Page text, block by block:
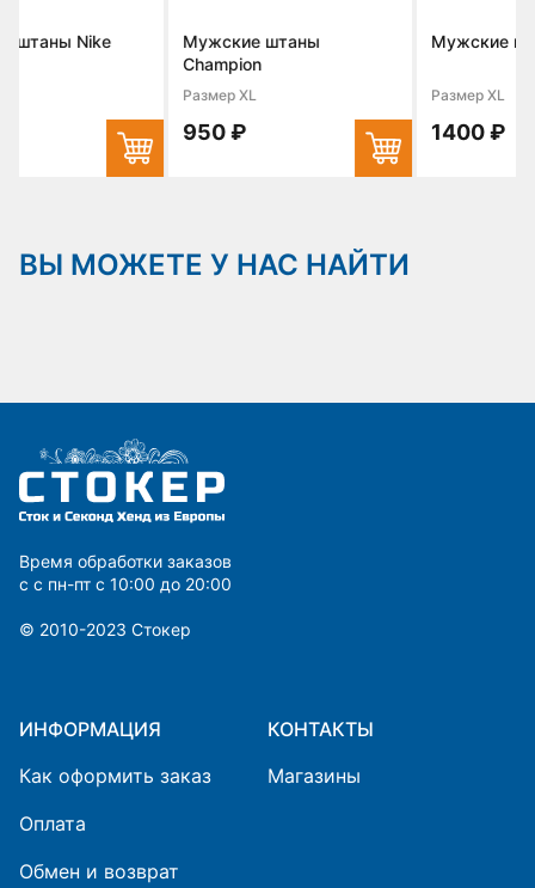
Мужские штаны
950 ₽
Мужские штаны
1400 ₽
ВЫ МОЖЕТЕ У НАС НАЙТИ
Время обработки заказов
с с пн-пт с 10:00 до 20:00
© 2010-2023 Cтокер
ИНФОРМАЦИЯ
Как оформить заказ
Оплата
Обмен и возврат
КОНТАКТЫ
Магазины